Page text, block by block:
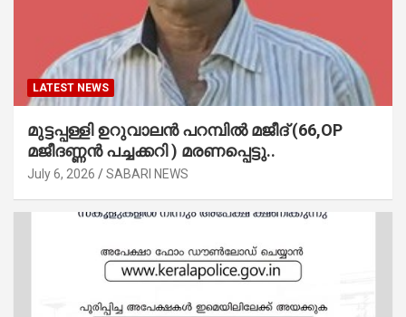
LATEST NEWS
മുട്ടപ്പള്ളി ഉറുവാലൻ പറമ്പിൽ മജീദ് (66,OP
മജീദണ്ണൻ പച്ചക്കറി ) മരണപ്പെട്ടു..
July 6, 2026 SABARI NEWS